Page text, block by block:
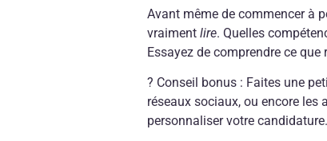
Avant même de commencer à
vraimentlire. Quelles
Essayez de comprendre ce
? Conseil bonus : Faites une
réseaux sociaux, ou encore les
personnaliser votre candidature.